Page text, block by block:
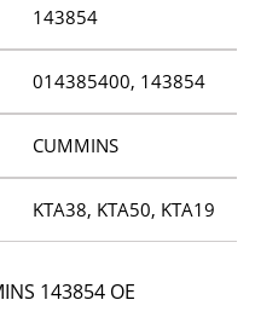
143854
014385400, 143854
CUMMINS
KTA38, KTA50, KTA19